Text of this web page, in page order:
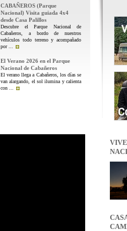
CABAÑEROS (Parque
Nacional) Visita guiada 4x4
desde Casa Palillos
Descubre el Parque Nacional de
Cabañeros, a bordo de nuestros
vehículos todo terreno y acompañado
por ...
El Verano 2026 en el Parque
Nacional de Cabañeros
El verano llega a Cabañeros, los días se
van alargando, el sol ilumina y calienta
con ...